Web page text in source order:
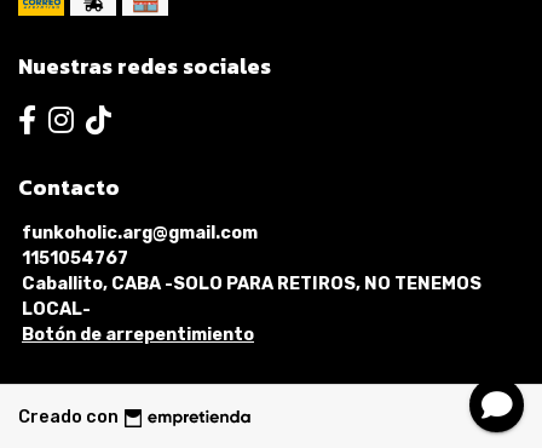
Nuestras redes sociales
Contacto
funkoholic.arg@gmail.com
1151054767
Caballito, CABA -SOLO PARA RETIROS, NO TENEMOS
LOCAL-
Botón de arrepentimiento
Creado con